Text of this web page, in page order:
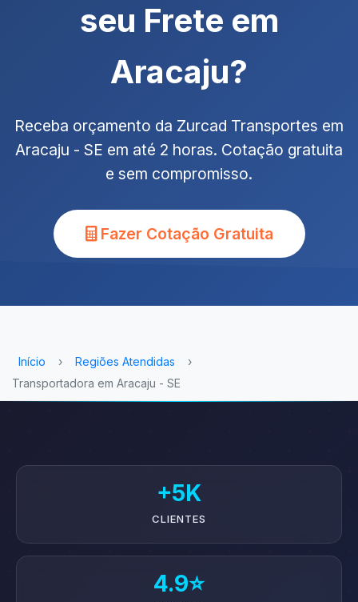
seu Frete em
Aracaju?
Receba orçamento da Zurcad Transportes em
Aracaju - SE em até 2 horas. Cotação gratuita
e sem compromisso.
Fazer Cotação Gratuita
Início › Regiões Atendidas
›
Transportadora em Aracaju - SE
+5K
CLIENTES
4.9⭐